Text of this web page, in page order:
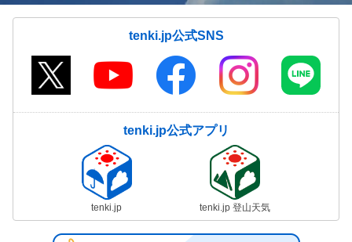
tenki.jp公式SNS
tenki.jp公式アプリ
tenki.jp tenki.jp 登山天気